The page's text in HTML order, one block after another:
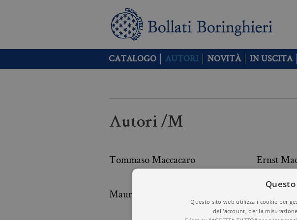
CATALOGO AUTORI NOVITÀ IN USCITA
Autori /M
Tommaso Maccacaro Ernst
Mauro Magatti
Questo sito web utilizza i cookie per
dell'account, per la